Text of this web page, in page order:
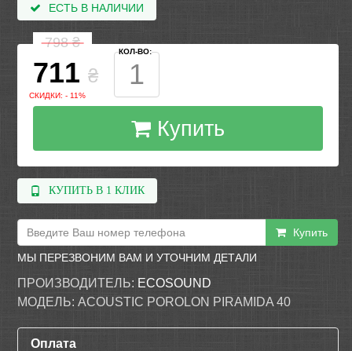
ЕСТЬ В НАЛИЧИИ
798₴
711 ₴
СКИДКИ: - 11%
КОЛ-ВО:
Купить
КУПИТЬ В 1 КЛИК
Купить
МЫ ПЕРЕЗВОНИМ ВАМ И УТОЧНИМ ДЕТАЛИ
ПРОИЗВОДИТЕЛЬ: ECOSOUND
МОДЕЛЬ: ACOUSTIC POROLON PIRAMIDA 40
Оплата